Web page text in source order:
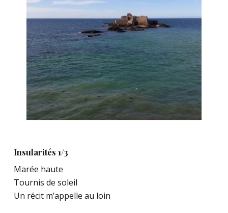
Insularités 1/3
Marée haute
Tournis de soleil
Un récit m’appelle au loin